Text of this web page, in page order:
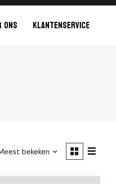
ons Klantenservice
bekeken